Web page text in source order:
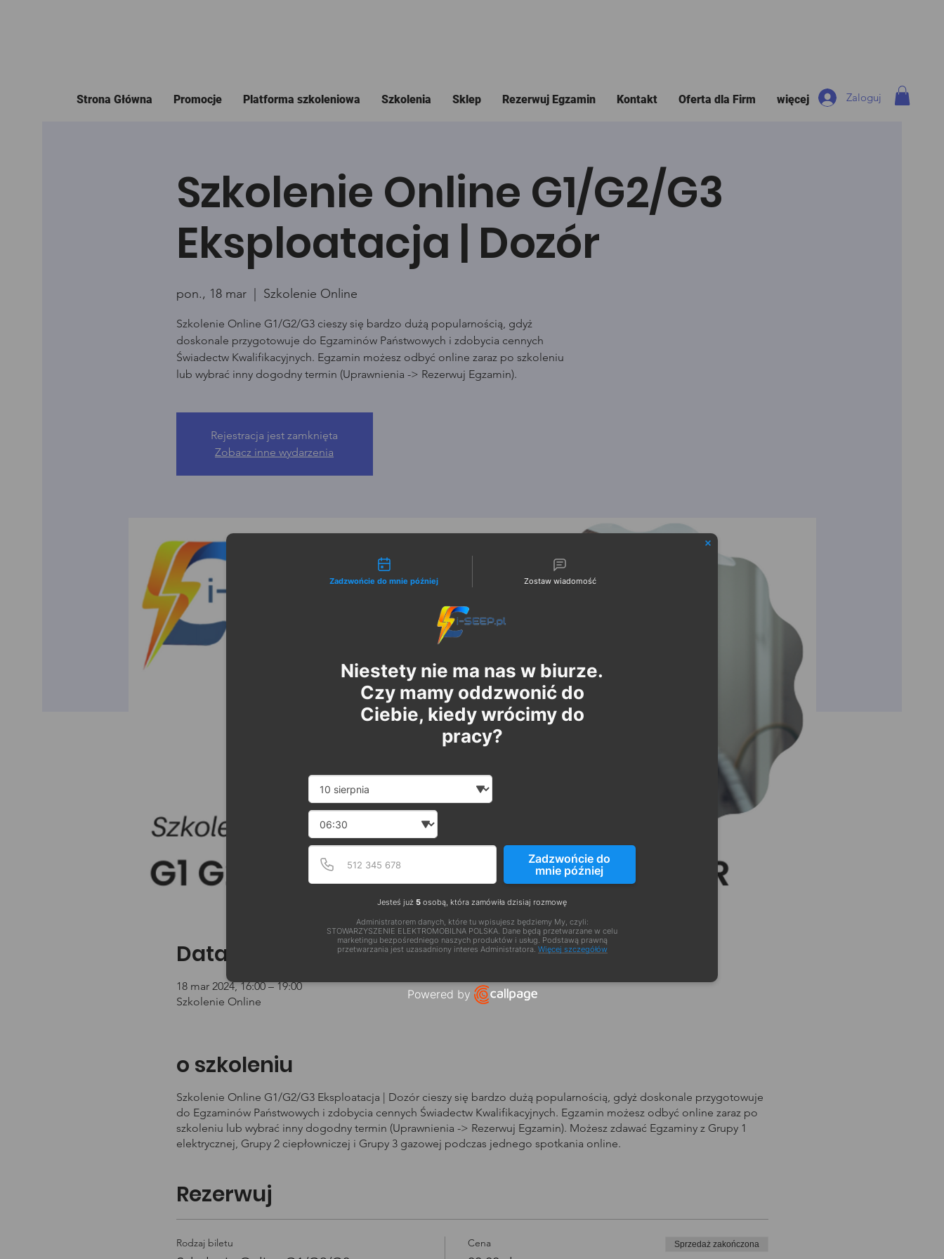
Strona Główna Promocje Platforma szkoleniowa Szkolenia Sklep Rezerwuj Egzamin Kontakt Oferta dla Firm więcej Zaloguj
Szkolenie Online G1/G2/G3
Eksploatacja | Dozór
pon., 18 mar
  |
Szkolenie Online
Szkolenie Online G1/G2/G3 cieszy się bardzo dużą popularnością, gdyż
doskonale przygotowuje do Egzaminów Państwowych i zdobycia cennych
Świadectw Kwalifikacyjnych. Egzamin możesz odbyć online zaraz po szkoleniu
lub wybrać inny dogodny termin (Uprawnienia -> Rezerwuj Egzamin).
Rejestracja jest zamknięta
Zobacz inne wydarzenia
Data i godzina szkolenia
18 mar 2024, 16:00 – 19:00
Szkolenie Online
o szkoleniu
Szkolenie Online G1/G2/G3 Eksploatacja | Dozór cieszy się bardzo dużą popularnością, gdyż doskonale przygotowuje
do Egzaminów Państwowych i zdobycia cennych Świadectw Kwalifikacyjnych. Egzamin możesz odbyć online zaraz po
szkoleniu lub wybrać inny dogodny termin (Uprawnienia -> Rezerwuj Egzamin). Możesz zdawać Egzaminy z Grupy 1
elektrycznej, Grupy 2 ciepłowniczej i Grupy 3 gazowej podczas jednego spotkania online.
Rezerwuj
Rodzaj biletu Cena Sprzedaż zakończona
Możliwości kontaktu
Zadzwońcie do mnie później Zostaw wiadomość
Niestety nie ma nas w biurze.
Czy mamy oddzwonić do
Ciebie, kiedy wrócimy do
pracy?
Date and time slection for scheduled call
Wybierz datę
Wybierz godzinę
Numer telefonu
Podaj poprawny numer telefonu w formacie E164
Zadzwońcie do
mnie później
Jesteś już 5 osobą, która zamówiła dzisiaj rozmowę
Administratorem danych, które tu wpisujesz będziemy My, czyli:
STOWARZYSZENIE ELEKTROMOBILNA POLSKA. Dane będą przetwarzane w celu
marketingu bezpośredniego naszych produktów i usług. Podstawą prawną
przetwarzania jest uzasadniony interes Administratora. Więcej szczegółów
Powered by